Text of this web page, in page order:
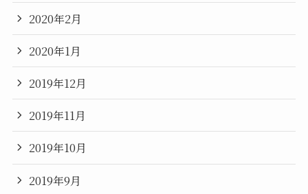
2020年2月
2020年1月
2019年12月
2019年11月
2019年10月
2019年9月